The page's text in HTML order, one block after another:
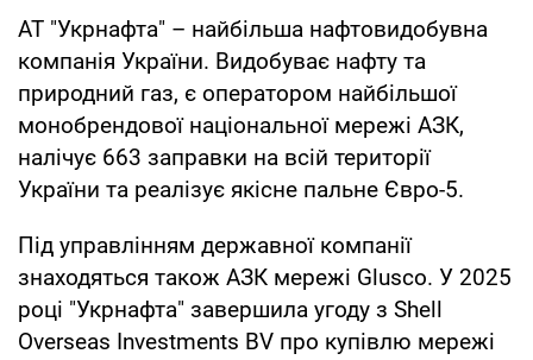
АТ "Укрнафта" – найбільша нафтовидобувна
компанія України. Видобуває нафту та
природний газ, є оператором найбільшої
монобрендової національної мережі АЗК,
налічує 663 заправки на всій території
України та реалізує якісне пальне Євро-5.
Під управлінням державної компанії
знаходяться також АЗК мережі Glusco. У 2025
році "Укрнафта" завершила угоду з Shell
Overseas Investments BV про купівлю мережі